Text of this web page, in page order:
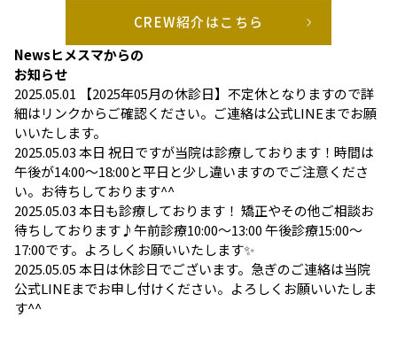
CREW紹介はこちら
Newsヒメスマからの
お知らせ
2025.05.01
【2025年05月の休診日】不定休となりますので詳
細はリンクからご確認ください。ご連絡は公式LINEまでお願
いいたします。
2025.05.03本日 祝日ですが当院は診療しております！時間は
午後が14:00～18:00と平日と少し違いますのでご注意くださ
い。お待ちしております^^
2025.05.03本日も診療しております！ 矯正やその他ご相談お
待ちしております♪午前診療10:00〜13:00 午後診療15:00〜
17:00です。よろしくお願いいたします✨
2025.05.05本日は休診日でございます。急ぎのご連絡は当院
公式LINEまでお申し付けください。よろしくお願いいたしま
す^^